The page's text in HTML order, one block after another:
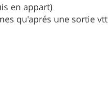
en appart)
qu'aprés une sortie vtt